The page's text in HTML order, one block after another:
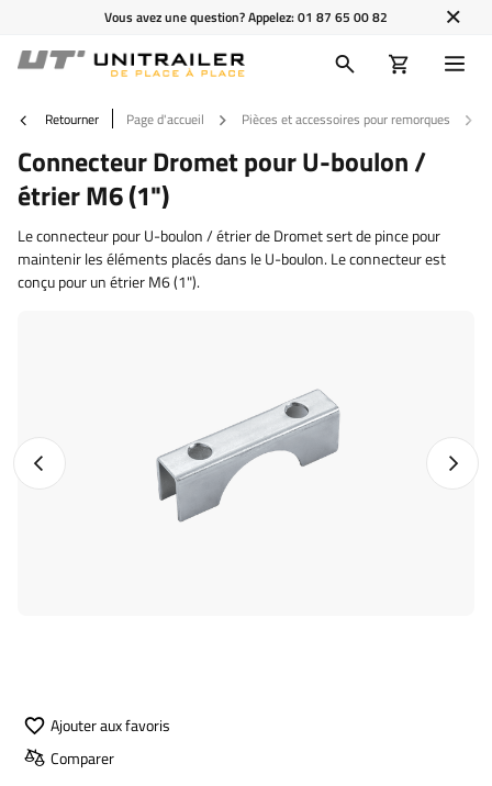
Vous avez une question? Appelez:01 87 65 00 82
Retourner Page d'accueil Pièces et accessoires pour remorques
Connecteur Dromet pour U-boulon /
étrier M6 (1")
Le connecteur pour U-boulon / étrier de Dromet sert de pince pour
maintenir les éléments placés dans le U-boulon. Le connecteur est
conçu pour un étrier M6 (1").
Photo précédente Photo
Ajouter aux favoris
Comparer